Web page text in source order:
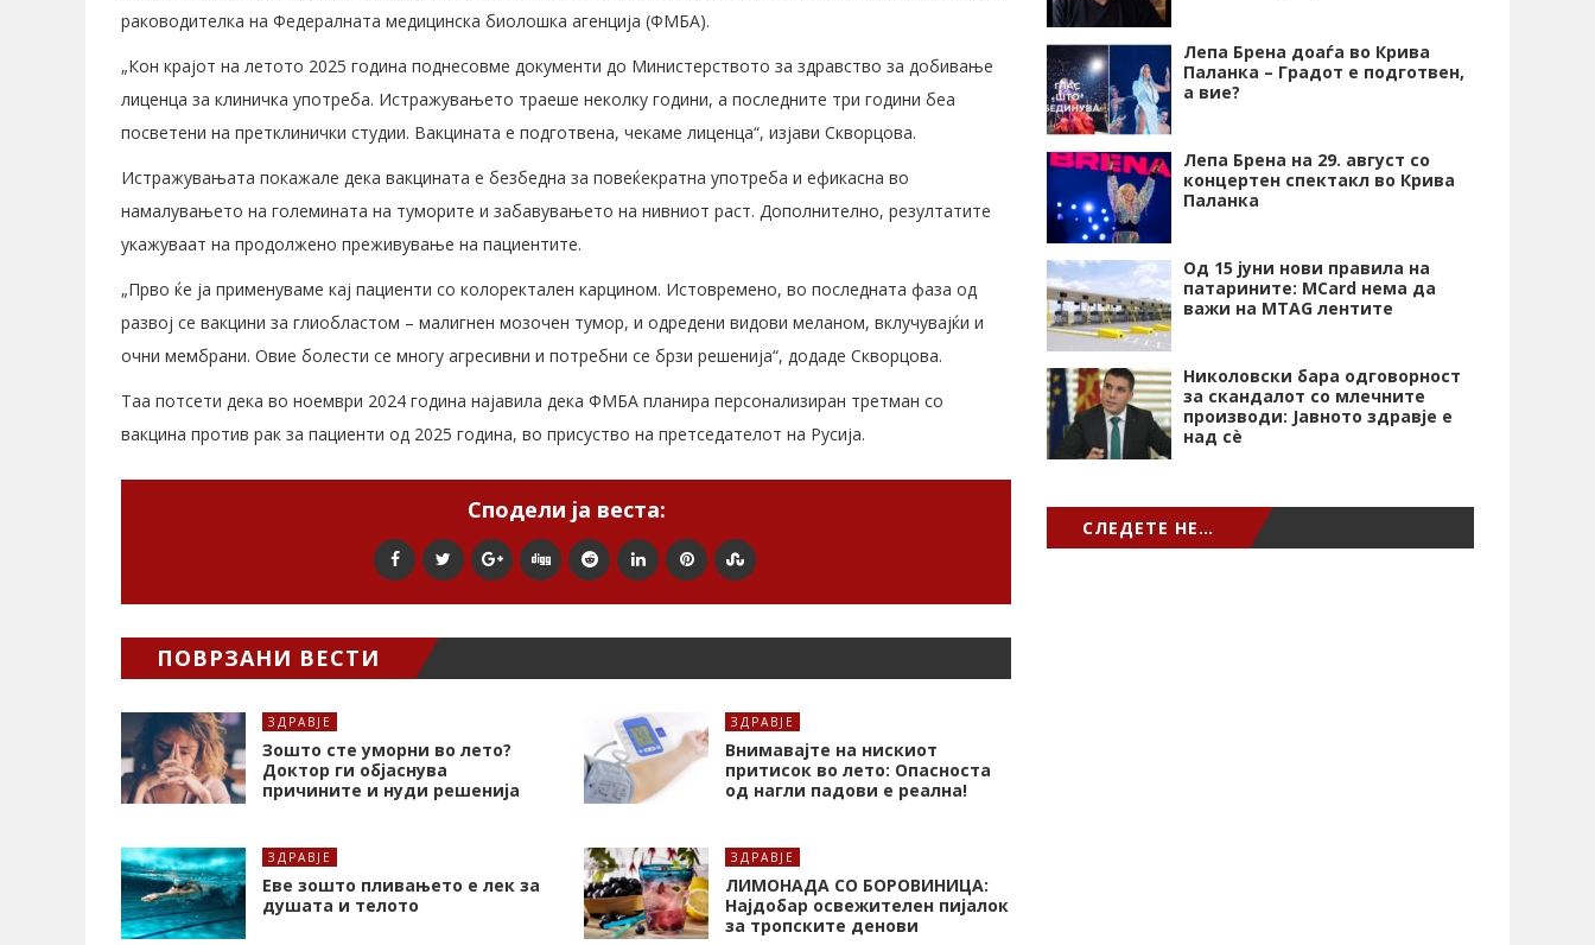
раководителка на Федералната медицинска биолошка агенција (ФМБА).
„Кон крајот на летото 2025 година поднесовме документи до Министерството за здравство за добивање
лиценца за клиничка употреба. Истражувањето траеше неколку години, а последните три години беа
посветени на претклинички студии. Вакцината е подготвена, чекаме лиценца“, изјави Скворцова.
Истражувањата покажале дека вакцината е безбедна за повеќекратна употреба и ефикасна во
намалувањето на големината на туморите и забавувањето на нивниот раст. Дополнително, резултатите
укажуваат на продолжено преживување на пациентите.
„Прво ќе ја применуваме кај пациенти со колоректален карцином. Истовремено, во последната фаза од
развој се вакцини за глиобластом – малигнен мозочен тумор, и одредени видови меланом, вклучувајќи и
очни мембрани. Овие болести се многу агресивни и потребни се брзи решенија“, додаде Скворцова.
Таа потсети дека во ноември 2024 година најавила дека ФМБА планира персонализиран третман со
вакцина против рак за пациенти од 2025 година, во присуство на претседателот на Русија.
Сподели ја веста:
ПОВРЗАНИ ВЕСТИ
ЗДРАВЈЕ
Зошто сте уморни во лето?
Доктор ги објаснува
причините и нуди решенија
ЗДРАВЈЕ
Внимавајте на нискиот
притисок во лето: Опасноста
од нагли падови е реална!
ЗДРАВЈЕ
Еве зошто пливањето е лек за
душата и телото
ЗДРАВЈЕ
ЛИМОНАДА СО БОРОВИНИЦА:
Најдобар освежителен пијалок
за тропските денови
Лепа Брена доаѓа во Крива
Паланка – Градот е подготвен,
а вие?
Лепа Брена на 29. август со
концертен спектакл во Крива
Паланка
Од 15 јуни нови правила на
патарините: MCard нема да
важи на MTAG лентите
Николовски бара одговорност
за скандалот со млечните
производи: Јавното здравје е
над сѐ
СЛЕДЕТЕ НЕ…